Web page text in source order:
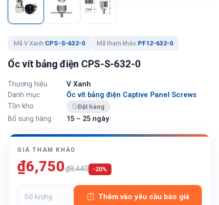
Mã V Xanh:CPS-S-632-0 Mã tham khảo:PF12-632-0
Ốc vít bảng điện CPS-S-632-0
Thương hiệu
V Xanh
Danh mục
Ốc vít bảng điện Captive Panel Screws
Tồn kho
Đặt hàng
Bổ sung hàng 15 – 25 ngày
GIÁ THAM KHẢO
₫6,750₫8,440 -20%
Thêm vào yêu cầu báo giá